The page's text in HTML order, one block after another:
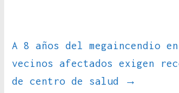
A 8 años del megaincendio
vecinos afectados exigen
de centro de salud
→